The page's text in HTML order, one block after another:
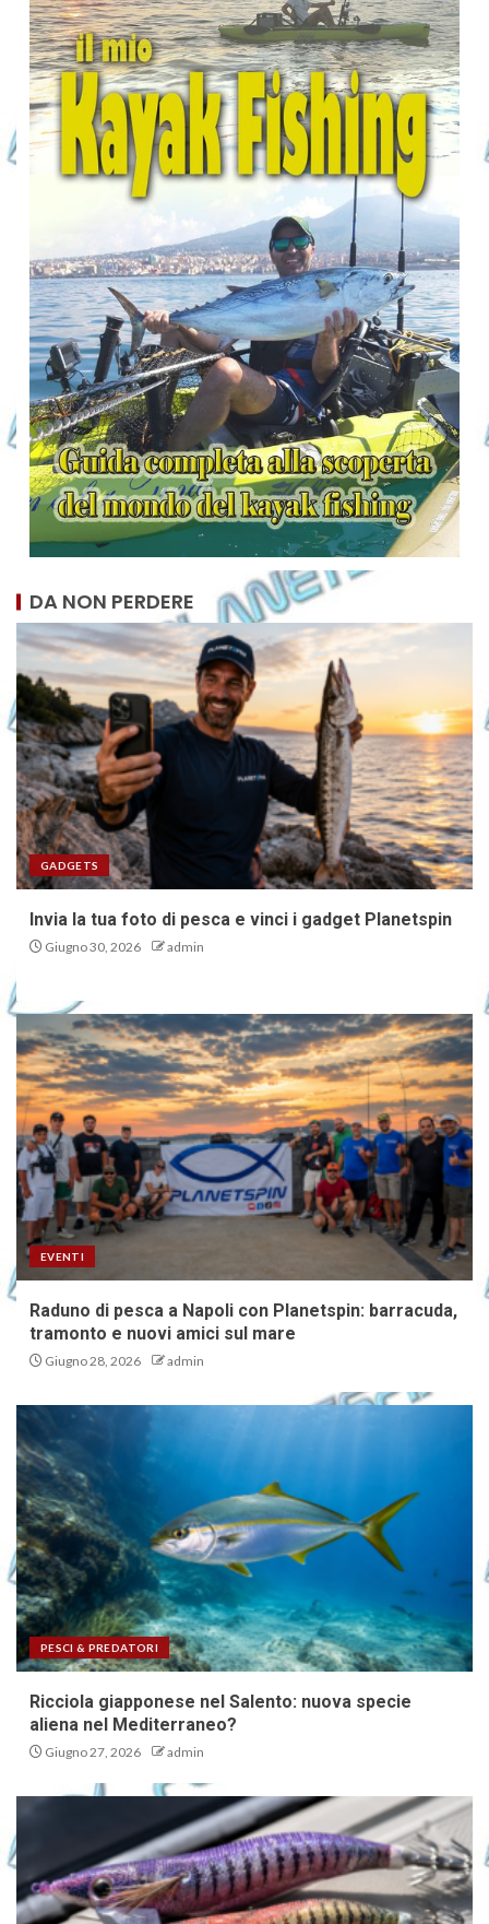
DA NON PERDERE
GADGETS
Invia la tua foto di pesca e vinci i gadget Planetspin
Giugno 30, 2026 admin
EVENTI
Raduno di pesca a Napoli con Planetspin: barracuda,
tramonto e nuovi amici sul mare
Giugno 28, 2026 admin
PESCI & PREDATORI
Ricciola giapponese nel Salento: nuova specie
aliena nel Mediterraneo?
Giugno 27, 2026 admin